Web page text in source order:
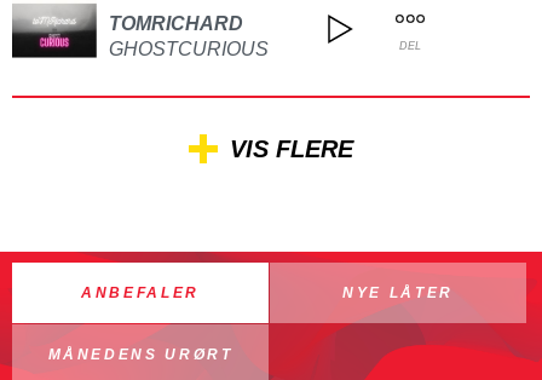
TOMRICHARD
GHOSTCURIOUS
DEL
VIS FLERE
ANBEFALER NYE LÅTER
MÅNEDENS URØRT